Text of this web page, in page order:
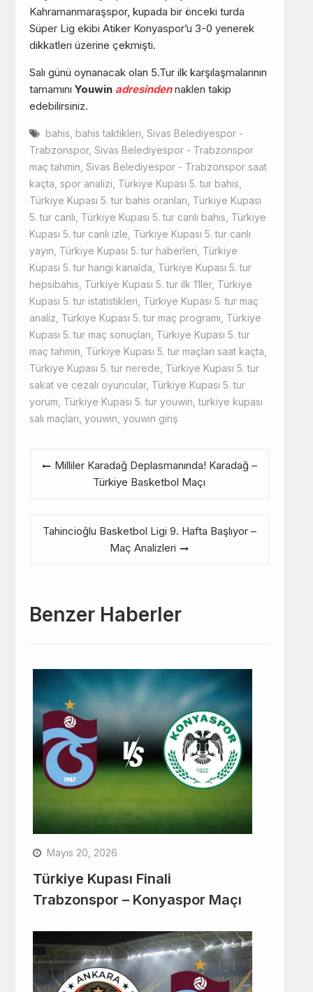
Kahramanmaraşspor, kupada bir önceki turda
Süper Lig ekibi Atiker Konyaspor’u 3-0 yenerek
dikkatleri üzerine çekmişti.
Salı günü oynanacak olan 5.Tur ilk karşılaşmalarının
tamamını Youwin adresindennaklen takip
edebilirsiniz.
bahis bahis taktikleri Sivas Belediyespor -
Trabzonspor, Sivas Belediyespor - Trabzonspor
maç tahmin Sivas Belediyespor - Trabzonspor saat
kaçta spor analizi Türkiye Kupası 5. tur bahis
Türkiye Kupası 5. tur bahis oranları Türkiye Kupası
5. tur canlı Türkiye Kupası 5. tur canlı bahis Türkiye
Kupası 5. tur canlı izle Türkiye Kupası 5. tur canlı
yayın Türkiye Kupası 5. tur haberleri Türkiye
Kupası 5. tur hangi kanalda Türkiye Kupası 5. tur
hepsibahis Türkiye Kupası 5. tur ilk 11ler, Türkiye
Kupası 5. tur istatistikleri Türkiye Kupası 5. tur maç
analiz Türkiye Kupası 5. tur maç programı Türkiye
Kupası 5. tur maç sonuçları Türkiye Kupası 5. tur
maç tahmin Türkiye Kupası 5. tur maçları saat kaçta
Türkiye Kupası 5. tur nerede Türkiye Kupası 5. tur
sakat ve cezalı oyuncular, Türkiye Kupası 5. tur
yorum Türkiye Kupası 5. tur youwin ,türkiye kupası
salı maçları youwin youwin giriş
Yazı
gezinmesi
Milliler Karadağ Deplasmanında! Karadağ –
Türkiye Basketbol Maçı
Tahincioğlu Basketbol Ligi 9. Hafta Başlıyor –
Maç Analizleri
Benzer Haberler
Mayıs 20, 2026
Türkiye Kupası Finali
Trabzonspor – Konyaspor Maçı